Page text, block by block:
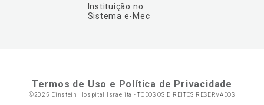
Instituição no
Sistema e-Mec
Termos de Uso e Política de Privacidade
©2025 Einstein Hospital Israelita -TODOS OS DIREITOS RESERVADOS